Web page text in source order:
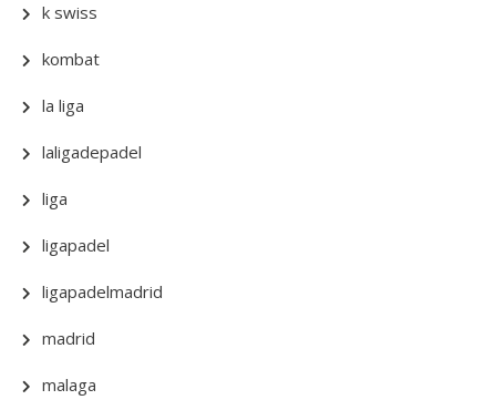
k swiss
kombat
la liga
laligadepadel
liga
ligapadel
ligapadelmadrid
madrid
malaga